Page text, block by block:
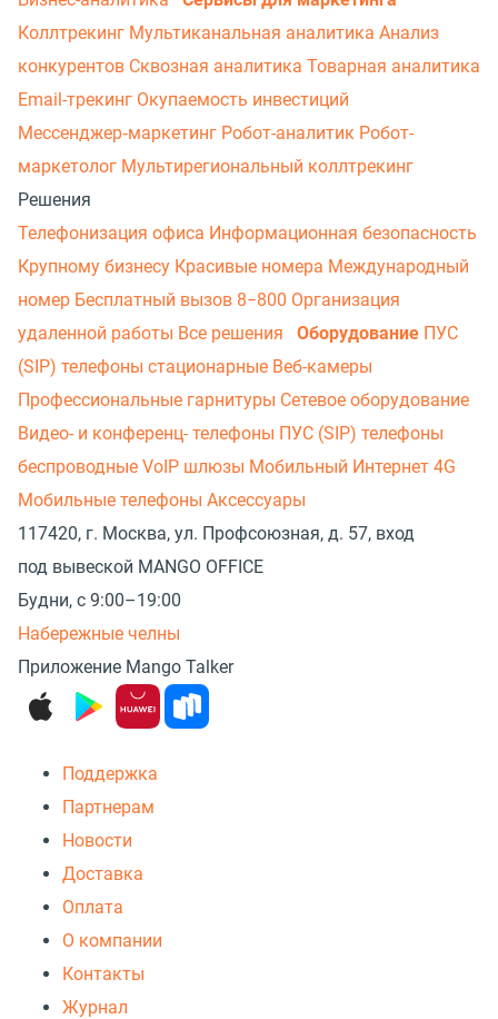
Коллтрекинг Мультиканальная аналитика Анализ
конкурентов Сквозная аналитика Товарная аналитика
Email-трекинг Окупаемость инвестиций
Мессенджер‑маркетинг Робот-аналитик Робот-
маркетолог Мультирегиональный коллтрекинг
Решения
Телефонизация офиса Информационная безопасность
Крупному бизнесу Красивые номера Международный
номер Бесплатный вызов 8−800 Организация
удаленной работы Все решения Оборудование ПУС
(SIP) телефоны стационарные Веб-камеры
Профессиональные гарнитуры Сетевое оборудование
Видео- и конференц- телефоны ПУС (SIP) телефоны
беспроводные VoIP шлюзы Мобильный Интернет 4G
Мобильные телефоны Аксессуары
117420, г. Москва, ул. Профсоюзная, д. 57, вход
под вывеской MANGO OFFICE
Будни, с 9:00–19:00
Набережные челны
Приложение Mango Talker
Поддержка
Партнерам
Новости
Доставка
Оплата
О компании
Контакты
Журнал